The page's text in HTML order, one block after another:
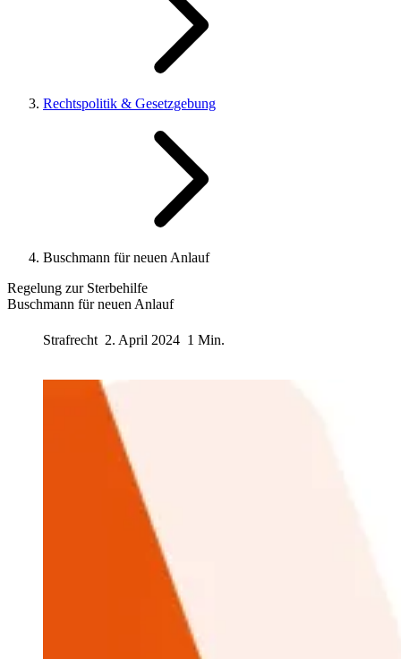
Rechtspolitik & Gesetzgebung
Buschmann für neuen Anlauf
Regelung zur Sterbehilfe
Buschmann für neuen Anlauf
Strafrecht 2. April 2024 1 Min.